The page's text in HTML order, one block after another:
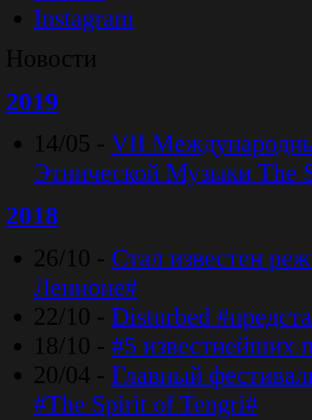
Instagram
Новости
2019
14/05 - VII
Этнической Музыки The
2018
26/10 - Стал известен
Ленноне#
22/10 - Disturbed
18/10 - #5 известнейших
20/04 - Главный
#The Spirit of Tengri#